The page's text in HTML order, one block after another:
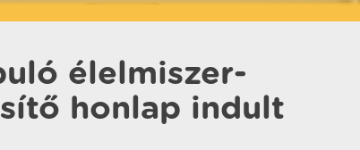
élelmiszer-
honlap indult